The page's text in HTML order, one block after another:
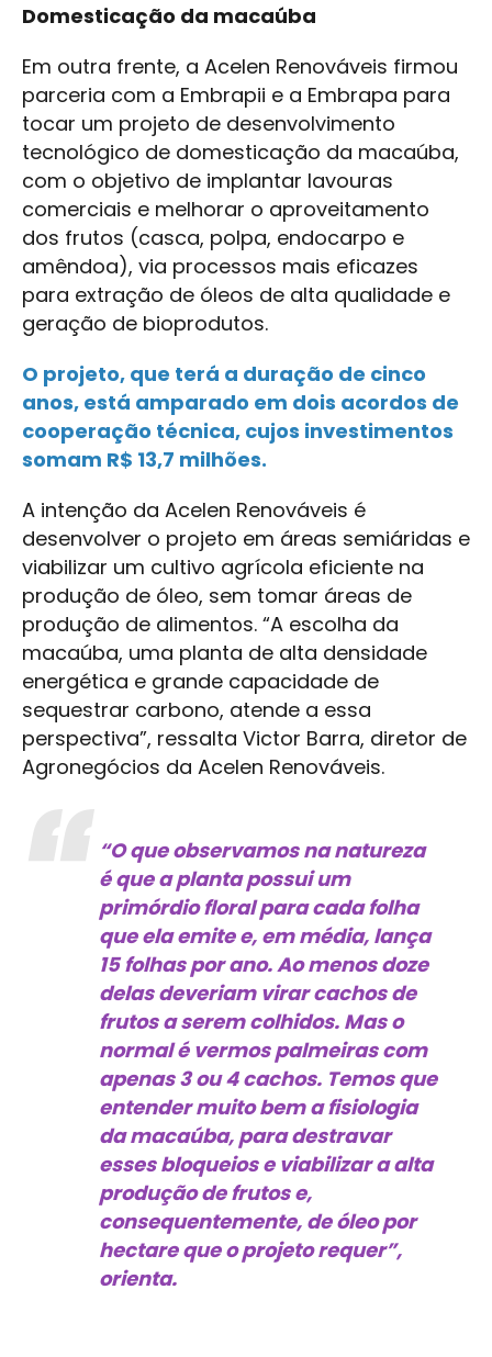
Domesticação da macaúba
Em outra frente, a Acelen Renováveis firmou
parceria com a Embrapii e a Embrapa para
tocar um projeto de desenvolvimento
tecnológico de domesticação da macaúba,
com o objetivo de implantar lavouras
comerciais e melhorar o aproveitamento
dos frutos (casca, polpa, endocarpo e
amêndoa), via processos mais eficazes
para extração de óleos de alta qualidade e
geração de bioprodutos.
O projeto, que terá a duração de cinco
anos, está amparado em dois acordos de
cooperação técnica, cujos investimentos
somam R$ 13,7 milhões.
A intenção da Acelen Renováveis é
desenvolver o projeto em áreas semiáridas e
viabilizar um cultivo agrícola eficiente na
produção de óleo, sem tomar áreas de
produção de alimentos. “A escolha da
macaúba, uma planta de alta densidade
energética e grande capacidade de
sequestrar carbono, atende a essa
perspectiva”, ressalta Victor Barra, diretor de
Agronegócios da Acelen Renováveis.
“O que observamos na natureza
é que a planta possui um
primórdio floral para cada folha
que ela emite e, em média, lança
15 folhas por ano. Ao menos doze
delas deveriam virar cachos de
frutos a serem colhidos. Mas o
normal é vermos palmeiras com
apenas 3 ou 4 cachos. Temos que
entender muito bem a fisiologia
da macaúba, para destravar
esses bloqueios e viabilizar a alta
produção de frutos e,
consequentemente, de óleo por
hectare que o projeto requer”,
orienta.